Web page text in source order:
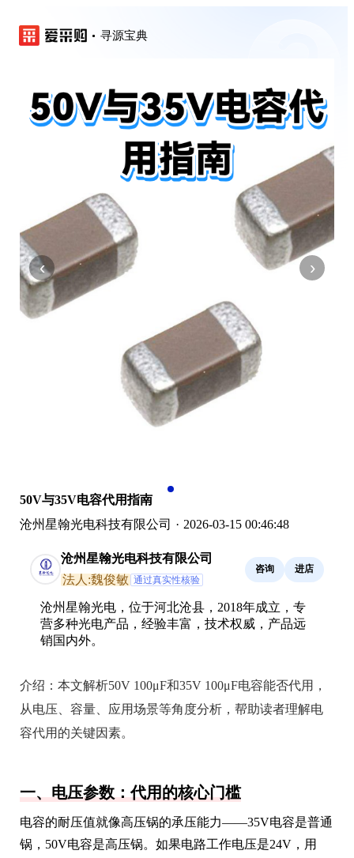
寻源宝典
‹ ›
50V与35V电容代用指南
沧州星翰光电科技有限公司 · 2026-03-15 00:46:48
沧州星翰光电科技有限公司
法人:魏俊敏 通过真实性核验
咨询 进店
沧州星翰光电，位于河北沧县，2018年成立，专
营多种光电产品，经验丰富，技术权威，产品远
销国内外。
介绍： 本文解析50V 100μF和35V 100μF电容能否代用，
从电压、容量、应用场景等角度分析，帮助读者理解电
容代用的关键因素。
一、电压参数：代用的核心门槛
电容的耐压值就像高压锅的承压能力——35V电容是普通
锅，50V电容是高压锅。如果电路工作电压是24V，用